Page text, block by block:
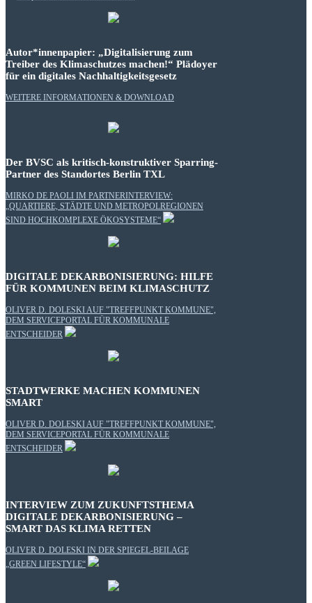
Autor*innenpapier: „Digitalisierung zum
Treiber des Klimaschutzes machen!“ Plädoyer
für ein digitales Nachhaltigkeitsgesetz
WEITERE INFORMATIONEN & DOWNLOAD
Der BVSC als kritisch-konstruktiver Sparring-
Partner des Standortes Berlin TXL
MIRKO DE PAOLI IM PARTNERINTERVIEW:
„QUARTIERE, STÄDTE UND METROPOLREGIONEN
SIND HOCHKOMPLEXE ÖKOSYSTEME“
DIGITALE DEKARBONISIERUNG: HILFE
FÜR KOMMUNEN BEIM KLIMASCHUTZ
OLIVER D. DOLESKI AUF "TREFFPUNKT KOMMUNE",
DEM SERVICEPORTAL FÜR KOMMUNALE
ENTSCHEIDER
STADTWERKE MACHEN KOMMUNEN
SMART
OLIVER D. DOLESKI AUF "TREFFPUNKT KOMMUNE",
DEM SERVICEPORTAL FÜR KOMMUNALE
ENTSCHEIDER
INTERVIEW ZUM ZUKUNFTSTHEMA
DIGITALE DEKARBONISIERUNG –
SMART DAS KLIMA RETTEN
OLIVER D. DOLESKI IN DER SPIEGEL-BEILAGE
„GREEN LIFESTYLE“